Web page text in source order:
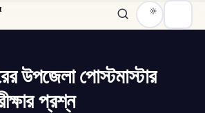
উপজেলা পোস্টমাস্টার
প্রশ্ন